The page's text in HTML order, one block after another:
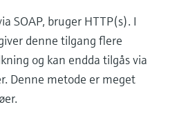
SOAP, bruger HTTP(s). I
denne tilgang flere
og kan endda tilgås via
Denne metode er meget